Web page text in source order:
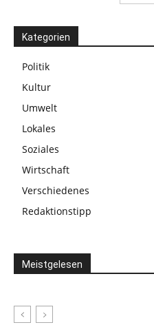
Kategorien
Politik
Kultur
Umwelt
Lokales
Soziales
Wirtschaft
Verschiedenes
Redaktionstipp
Meistgelesen